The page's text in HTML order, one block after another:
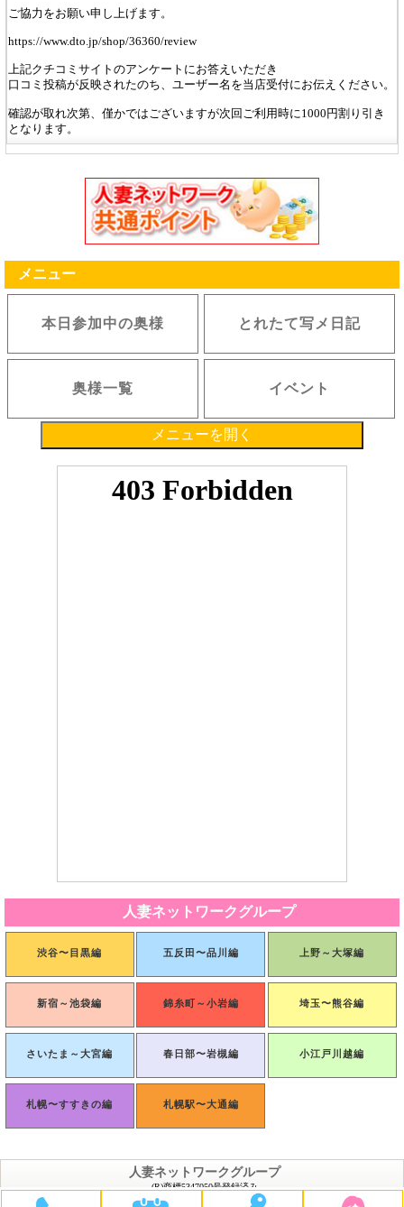
ご協力をお願い申し上げます。
https://www.dto.jp/shop/36360/review
上記クチコミサイトのアンケートにお答えいただき
口コミ投稿が反映されたのち、ユーザー名を当店受付にお伝えください。
確認が取れ次第、僅かではございますが次回ご利用時に1000円割り引き
となります。
メニュー
本日参加中の奥様 とれたて写メ日記
奥様一覧 イベント
メニューを開く
人妻ネットワークグループ
渋谷〜目黒編 五反田〜品川編 上野～大塚編
新宿～池袋編 錦糸町～小岩編 埼玉〜熊谷編
さいたま～大宮編 春日部〜岩槻編 小江戸川越編
札幌〜すすきの編 札幌駅〜大通編
人妻ネットワークグループ
(R)商標5347050号登録済み